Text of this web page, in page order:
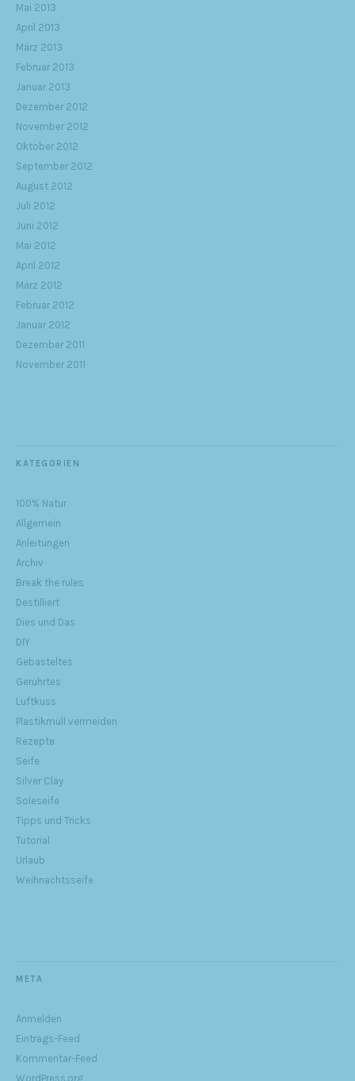
Mai 2013
April 2013
März 2013
Februar 2013
Januar 2013
Dezember 2012
November 2012
Oktober 2012
September 2012
August 2012
Juli 2012
Juni 2012
Mai 2012
April 2012
März 2012
Februar 2012
Januar 2012
Dezember 2011
November 2011
KATEGORIEN
100% Natur
Allgemein
Anleitungen
Archiv
Break the rules
Destilliert
Dies und Das
DIY
Gebasteltes
Gerührtes
Luftkuss
Plastikmüll vermeiden
Rezepte
Seife
Silver Clay
Soleseife
Tipps und Tricks
Tutorial
Urlaub
Weihnachtsseife
META
Anmelden
Eintrags-Feed
Kommentar-Feed
WordPress.org